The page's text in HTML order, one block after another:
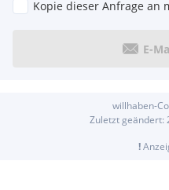
Multifunktionskamera
Elektromechanische
Reifenreparaturset
Verbandmaterial mit
Kopie dieser Anfrage an
E-
willhaben-
Zuletzt geändert:
!